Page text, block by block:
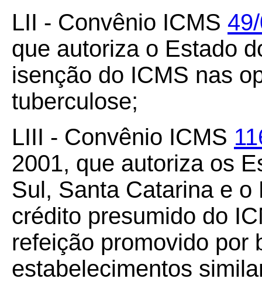
LII - Convênio ICMS
que autoriza o Estado
isenção do ICMS nas
tuberculose;
LIII - Convênio ICMS
2001, que autoriza os
Sul, Santa Catarina e
crédito presumido do
refeição promovido por
estabelecimentos